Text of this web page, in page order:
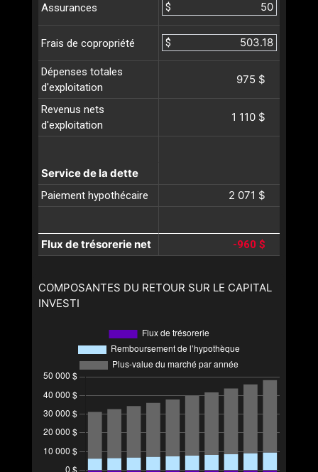
Assurances $
Frais de copropriété $
Dépenses totales
d'exploitation
975 $
Revenus nets
d'exploitation
1 110 $
Service de la dette
Paiement hypothécaire 2 071 $
Flux de trésorerie net -960 $
COMPOSANTES DU RETOUR SUR LE CAPITAL
INVESTI